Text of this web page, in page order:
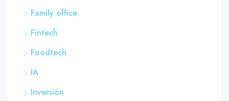
Family office
Fintech
Foodtech
IA
Inversión